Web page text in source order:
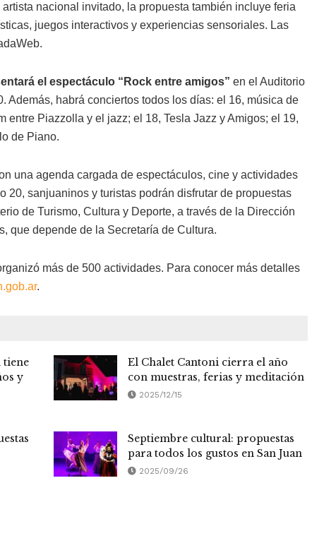
nacional invitado, la propuesta también incluye feria
juegos interactivos y experiencias sensoriales. Las
el espectáculo “Rock entre amigos” en el Auditorio
Además, habrá conciertos todos los días: el 16, música de
entre Piazzolla y el jazz; el 18, Tesla Jazz y Amigos; el 19,
de Piano.
una agenda cargada de espectáculos, cine y actividades
20, sanjuaninos y turistas podrán disfrutar de propuestas
de Turismo, Cultura y Deporte, a través de la Dirección
que depende de la Secretaría de Cultura.
más de 500 actividades. Para conocer más detalles
.
tiene
y
El Chalet Cantoni cierra el año
con muestras, ferias y meditación
2025/12/15
Septiembre cultural: propuestas
para todos los gustos en San Juan
2025/09/26